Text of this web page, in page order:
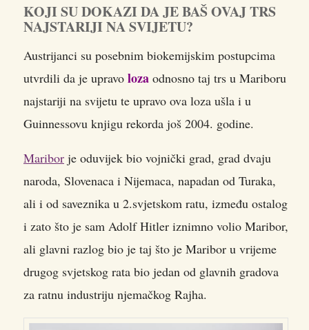
KOJI SU DOKAZI DA JE BAŠ OVAJ TRS
NAJSTARIJI NA SVIJETU?
Austrijanci su posebnim biokemijskim postupcima
utvrdili da je upravo loza odnosno taj trs u Mariboru
najstariji na svijetu te upravo ova loza ušla i u
Guinnessovu knjigu rekorda još 2004. godine.
Maribor je oduvijek bio vojnički grad, grad dvaju
naroda, Slovenaca i Nijemaca, napadan od Turaka,
ali i od saveznika u 2.svjetskom ratu, između ostalog
i zato što je sam Adolf Hitler iznimno volio Maribor,
ali glavni razlog bio je taj što je Maribor u vrijeme
drugog svjetskog rata bio jedan od glavnih gradova
za ratnu industriju njemačkog Rajha.